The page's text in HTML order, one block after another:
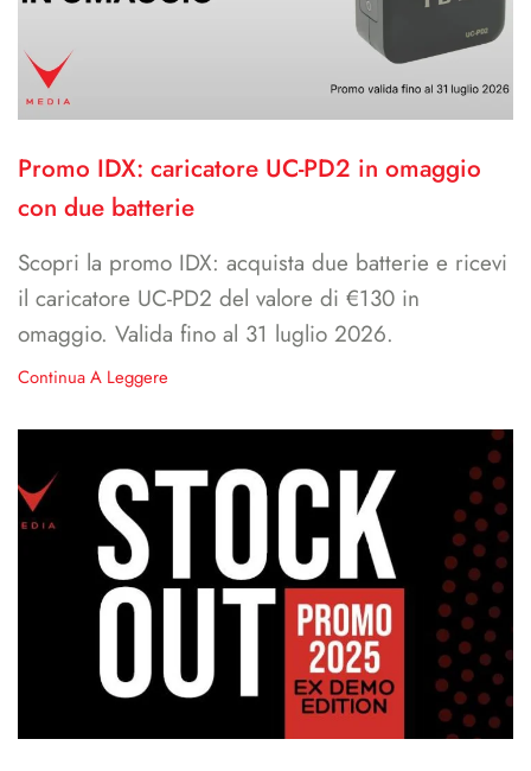
Promo IDX: caricatore UC-PD2 in omaggio
con due batterie
Scopri la promo IDX: acquista due batterie e ricevi
il caricatore UC-PD2 del valore di €130 in
omaggio. Valida fino al 31 luglio 2026.
Continua A Leggere